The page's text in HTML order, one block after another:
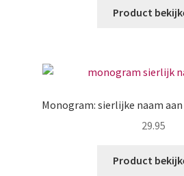
Product
Monogram: sierlijke naam
29.95
Product